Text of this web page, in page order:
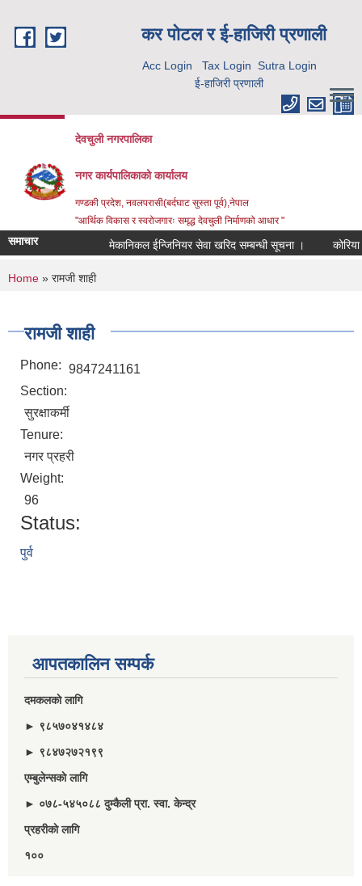
कर पाेटल र ई-हाजिरी प्रणाली
Acc Login Tax Login Sutra Login
ई-हाजिरी प्रणाली
देवचुली नगरपालिका
नगर कार्यपालिकाको कार्यालय
गण्डकी प्रदेश, नवलपरासी(बर्दघाट सुस्ता पूर्व),नेपाल
"आर्थिक विकास र स्वरोजगारः समृद्ध देवचुली निर्माणको आधार "
समाचार मेकानिकल ईन्जिनियर सेवा खरिद सम्बन्धी सूचना ।
You are here
Home » रामजी शाही
रामजी शाही
Phone: 9847241161
Section:
सुरक्षाकर्मी
Tenure:
नगर प्रहरी
Weight:
96
Status:
पुर्व
आपतकालिन सम्पर्क
दमकलकाे लागि
► ९८५७०४१४८४
► ९८४७२७२१९९
एम्बुलेन्सकाे लागि
► ०७८-५४५०८८ दुम्कैली प्रा. स्वा. केन्द्र
प्रहरीकाे लागि
१००